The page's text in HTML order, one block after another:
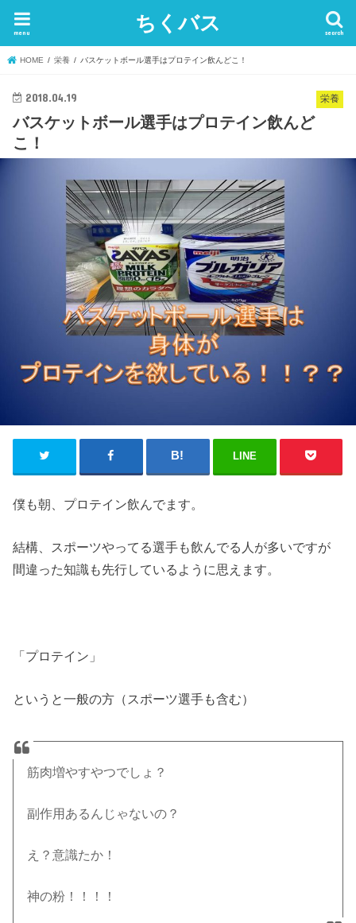
ちくバス search
menu
HOME 栄養 バスケットボール選手はプロテイン飲んどこ！
栄養
2018.04.19
バスケットボール選手はプロテイン飲んど
こ！
LINE
僕も朝、プロテイン飲んでます。
結構、スポーツやってる選手も飲んでる人が多いですが
間違った知識も先行しているように思えます。
「プロテイン」
というと一般の方（スポーツ選手も含む）
筋肉増やすやつでしょ？
副作用あるんじゃないの？
え？意識たか！
神の粉！！！！